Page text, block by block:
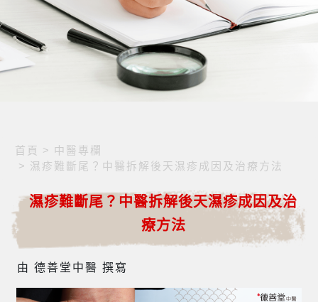
首頁 > 中醫專欄
> 濕疹難斷尾？中醫拆解後天濕疹成因及治療方法
濕疹難斷尾？中醫拆解後天濕疹成因及治
療方法
由 德善堂中醫 撰寫